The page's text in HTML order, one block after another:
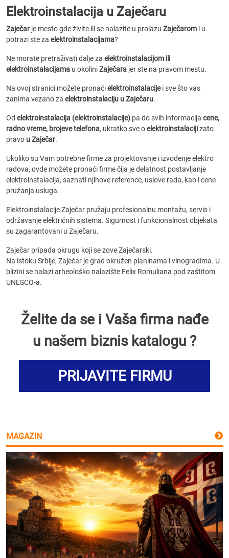
Elektroinstalacija u Zaječaru
Zaječar je mesto gde živite ili se nalazite u prolazu Zaječarom i u
potrazi ste za elektroinstalacijama?
Ne morate pretraživati dalje za elektroinstalacijom ili
elektroinstalacijama u okoliniZaječara jer ste na pravom mestu.
Na ovoj stranici možete pronaćielektroinstalacijei sve što vas
zanima vezano za elektroinstalaciju u Zaječaru.
Od elektroinstalacija (elektroinstalacije) pa do svih informacija cene,
radno vreme, brojeve telefona, ukratko sve oelektroinstalacijizato
pravo u Zaječar.
Ukoliko su Vam potrebne firme za projektovanje i izvođenje elektro
radova, ovde možete pronaći firme čija je delatnost postavljanje
elektroinstalacija, saznati njihove reference, uslove rada, kao i cene
pružanja usluga.
Elektroinstalacije Zaječar pružaju profesionalnu montažu, servis i
održavanje električnih sistema. Sigurnost i funkcionalnost objekata
su zagarantovani u Zaječaru.
Zaječar pripada okrugu koji se zove Zaječarski.
Na istoku Srbije, Zaječar je grad okružen planinama i vinogradima. U
blizini se nalazi arheološko nalazište Felix Romuliana pod zaštitom
UNESCO-a.
Želite da se i Vaša firma nađe
u našem biznis katalogu ?
PRIJAVITE FIRMU
MAGAZIN